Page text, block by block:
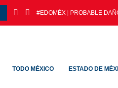
#EDOMÉX | PROBABLE
TODO MÉXICO ESTADO DE